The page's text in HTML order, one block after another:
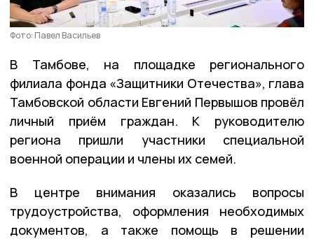
Фото: Павел Васильев
В Тамбове, на площадке регионального
филиала фонда «Защитники Отечества», глава
Тамбовской области Евгений Первышов провёл
личный приём граждан. К руководителю
региона пришли участники специальной
военной операции и члены их семей.
В центре внимания оказались вопросы
трудоустройства, оформления необходимых
документов, а также помощь в решении